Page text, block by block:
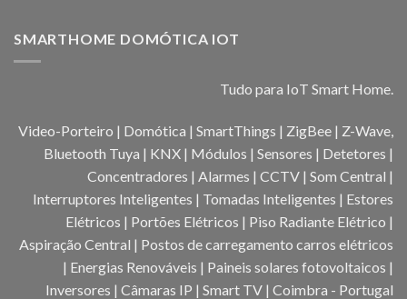
SMARTHOME DOMÓTICA IOT
Tudo para IoT Smart Home.
Video-Porteiro | Domótica | SmartThings | ZigBee | Z-Wave,
Bluetooth Tuya | KNX | Módulos | Sensores | Detetores |
Concentradores | Alarmes | CCTV | Som Central |
Interruptores Inteligentes | Tomadas Inteligentes | Estores
Elétricos | Portões Elétricos | Piso Radiante Elétrico |
Aspiração Central | Postos de carregamento carros elétricos
| Energias Renováveis | Paineis solares fotovoltaicos |
Inversores | Câmaras IP | Smart TV | Coimbra - Portugal